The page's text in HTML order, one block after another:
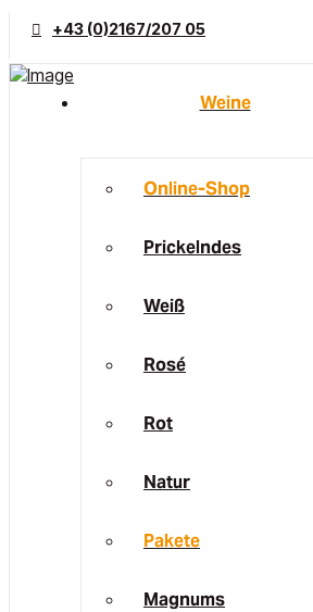
+43 (0)2167/207 05
Weine
Online-Shop
Prickelndes
Weiß
Rosé
Rot
Natur
Pakete
Magnums